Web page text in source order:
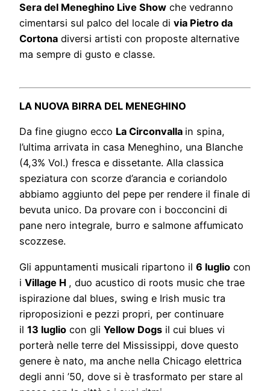
Sera del Meneghino Live Show che vedranno
cimentarsi sul palco del locale di via Pietro da
Cortona diversi artisti con proposte alternative
ma sempre di gusto e classe.
LA NUOVA BIRRA DEL MENEGHINO
Da fine giugno ecco La Circonvalla in spina,
l’ultima arrivata in casa Meneghino, una Blanche
(4,3% Vol.) fresca e dissetante. Alla classica
speziatura con scorze d’arancia e coriandolo
abbiamo aggiunto del pepe per rendere il finale di
bevuta unico. Da provare con i bocconcini di
pane nero integrale, burro e salmone affumicato
scozzese.
Gli appuntamenti musicali ripartono il 6 luglio con
i Village H , duo acustico di roots music che trae
ispirazione dal blues, swing e Irish music tra
riproposizioni e pezzi propri, per continuare
il 13 luglio con gli Yellow Dogs il cui blues vi
porterà nelle terre del Mississippi, dove questo
genere è nato, ma anche nella Chicago elettrica
degli anni ’50, dove si è trasformato per stare al